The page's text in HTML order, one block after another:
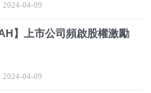
2024-04-09
AH】上市公司頻啟股權激勵
2024-04-09